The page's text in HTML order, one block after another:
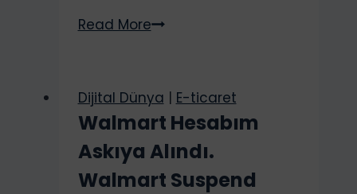
Read MoreBilgisayarda
Geri
Getirme.
Bilgisayar,
Harici
Harddisk
Dijital Dünya | E-ticaret
Walmart Hesabım
Askıya Alındı.
Walmart Suspend